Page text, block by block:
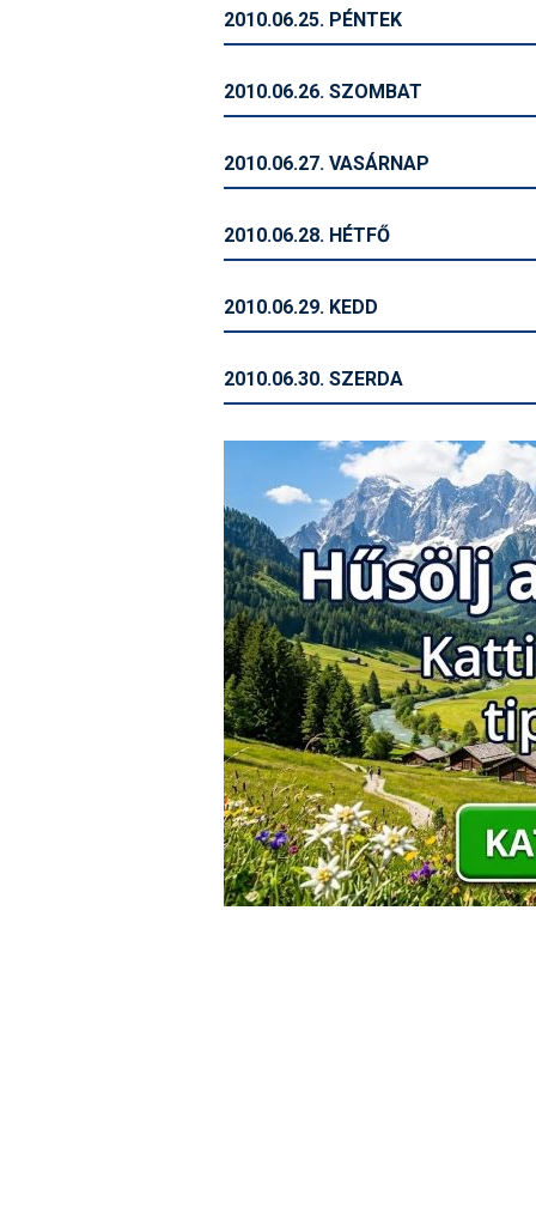
2010.06.25. PÉNTEK
2010.06.26. SZOMBAT
2010.06.27. VASÁRNAP
2010.06.28. HÉTFŐ
2010.06.29. KEDD
2010.06.30. SZERDA